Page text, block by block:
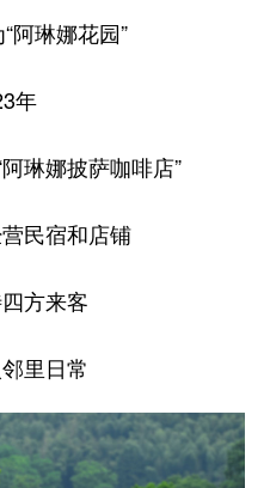
阿琳娜花园”
年
琳娜披萨咖啡店”
民宿和店铺
方来客
里日常